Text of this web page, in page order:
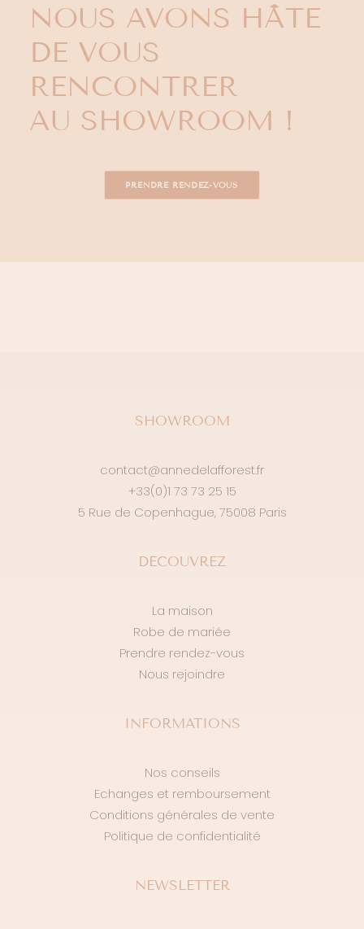
NOUS AVONS HÂTE
DE VOUS
RENCONTRER
AU SHOWROOM !
PRENDRE RENDEZ-VOUS
SHOWROOM
contact@annedelafforest.fr
+33(0)1 73 73 25 15
5 Rue de Copenhague, 75008 Paris
DÉCOUVREZ
La maison
Robe de mariée
Prendre rendez-vous
Nous rejoindre
INFORMATIONS
Nos conseils
Echanges et remboursement
Conditions générales de vente
Politique de confidentialité
NEWSLETTER